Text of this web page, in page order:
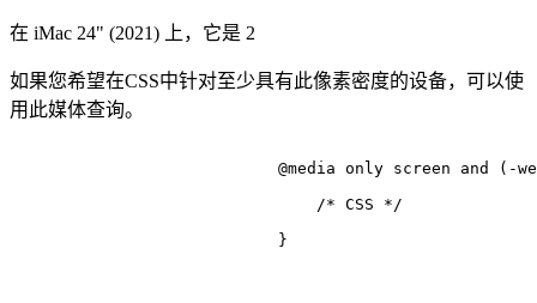
在 iMac 24" (2021) 上，它是 2
如果您希望在CSS中针对至少具有此像素密度的设备，可以使
用此媒体查询。
@media only screen and (-
/* CSS */
                            }